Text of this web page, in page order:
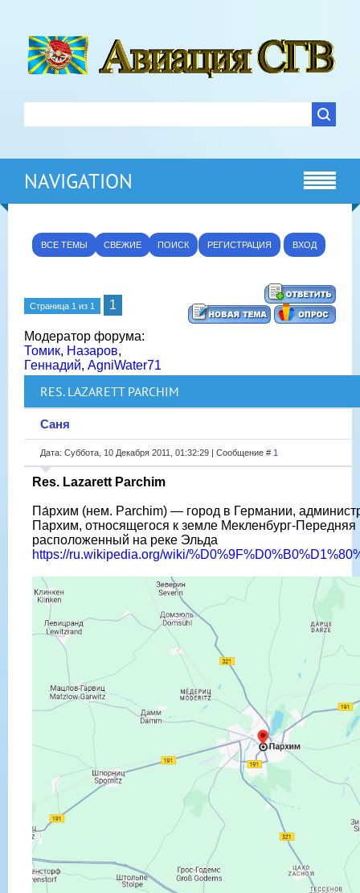
NAVIGATION
ВСЕ ТЕМЫ СВЕЖИЕ ПОИСК РЕГИСТРАЦИЯ ВХОД
Страница 1 из 1 1
Модератор форума:
Томик, Назаров,
Геннадий, AgniWater71
RES. LAZARETT PARCHIM
Саня
Дата: Суббота, 10 Декабря 2011, 01:32:29 | Сообщение # 1
Res. Lazarett Parchim
Па́рхим (нем. Parchim) — город в Германии,
Пархим, относящегося к земле Мекленбург-
расположенный на реке Эльда
https://ru.wikipedia.org/wiki/